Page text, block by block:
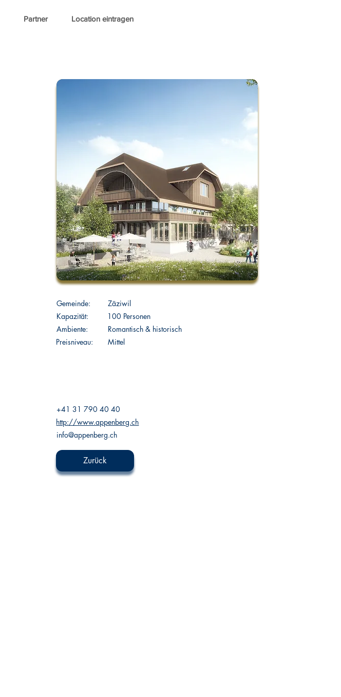
Partner Location eintragen
Gemeinde:
Zäziwil
100 Personen
Kapazität:
Ambiente:
Preisniveau:
Romantisch & historisch
Mittel
+41 31 790 40 40
http://www.appenberg.ch
info@appenberg.ch
Zurück